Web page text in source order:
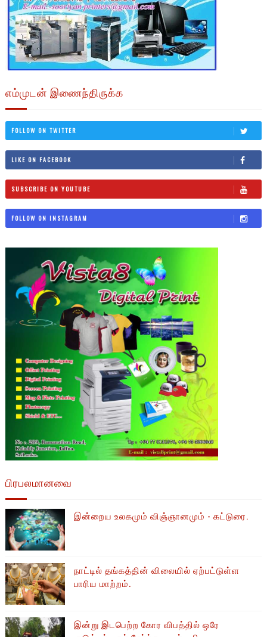
எம்முடன் இணைந்திருக்க
FOLLOW ON TWITTER
LIKE ON FACEBOOK
SUBSCRIBE ON YOUTUBE
FOLLOW ON INSTAGRAM
பிரபலமானவை
இன்றைய உலகமும் விஞ்ஞானமும் - கட்டுரை.
நாட்டில் தங்கத்தின் விலையில் ஏற்பட்டுள்ள
பாரிய மாற்றம்.
இன்று இடபெற்ற கோர விபத்தில் ஒரே